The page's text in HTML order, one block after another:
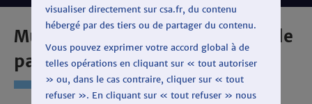
Municipales 2020 : les temps de
parole
visualiser directement sur csa.fr, du contenu
hébergé par des tiers ou de partager du contenu.
Vous pouvez exprimer votre accord global à de
telles opérations en cliquant sur « tout autoriser
» ou, dans le cas contraire, cliquer sur « tout
refuser ». En cliquant sur « tout refuser » nous